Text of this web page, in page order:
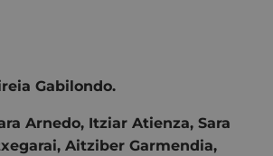
Gabilondo.
Arnedo, Itziar Atienza, Sara
Aitziber Garmendia,